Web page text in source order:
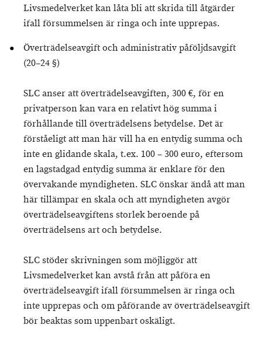
Livsmedelverket kan låta bli att skrida till åtgärder
ifall försummelsen är ringa och inte upprepas.
Överträdelseavgift och administrativ påföljdsavgift
(20–24 §)
SLC anser att överträdelseavgiften, 300 €, för en
privatperson kan vara en relativt hög summa i
förhållande till överträdelsens betydelse. Det är
förståeligt att man här vill ha en entydig summa och
inte en glidande skala, t.ex. 100 – 300 euro, eftersom
en lagstadgad entydig summa är enklare för den
övervakande myndigheten. SLC önskar ändå att man
här tillämpar en skala och att myndigheten avgör
överträdelseavgiftens storlek beroende på
överträdelsens art och betydelse.
SLC stöder skrivningen som möjliggör att
Livsmedelverket kan avstå från att påföra en
överträdelseavgift ifall försummelsen är ringa och
inte upprepas och om påförande av överträdelseavgift
bör beaktas som uppenbart oskäligt.